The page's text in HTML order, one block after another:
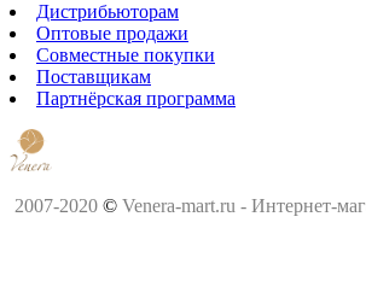
Дистрибьюторам
Оптовые продажи
Совместные покупки
Поставщикам
Партнёрская программа
2007-2020 © Venera-mart.ru - Интернет-